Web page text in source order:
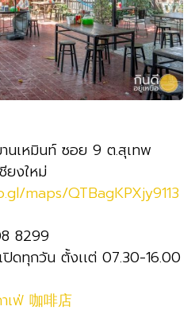
นเหมินท์ ซอย 9 ต.สุเทพ
ยงใหม่
maps/QTBagKPXjy9113
8299
ปิดทุกวัน ตั้งเเต่ 07.30-16.00
เฟ่ 咖啡店